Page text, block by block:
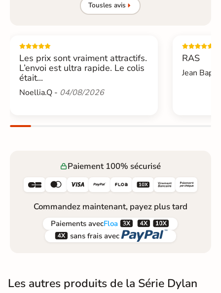
Tousles avis
Les prix sont vraiment attractifs.
L’envoi est ultra rapide. Le colis
était...
Noellia.Q - 04/08/2026
RAS
Jean
Paiement 100% sécurisé
     
Commandez maintenant, payez plus tard
Paiements avecFloa  
 sans frais avec 
Les autres produits de la Série Dylan